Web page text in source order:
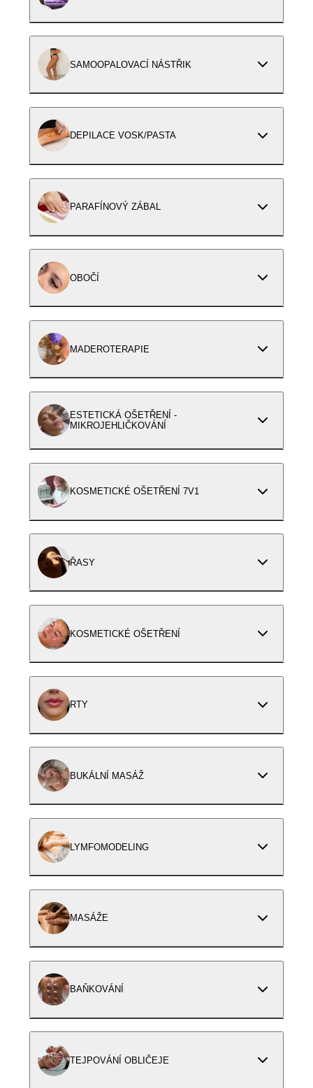
SAMOOPALOVACÍ NÁSTŘIK
DEPILACE VOSK/PASTA
PARAFÍNOVÝ ZÁBAL
OBOČÍ
MADEROTERAPIE
ESTETICKÁ OŠETŘENÍ -
MIKROJEHLIČKOVÁNÍ
KOSMETICKÉ OŠETŘENÍ 7V1
ŘASY
KOSMETICKÉ OŠETŘENÍ
RTY
BUKÁLNÍ MASÁŽ
LYMFOMODELING
MASÁŽE
BAŇKOVÁNÍ
TEJPOVÁNÍ OBLIČEJE